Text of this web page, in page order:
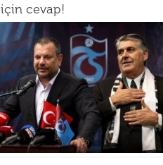
için cevap!